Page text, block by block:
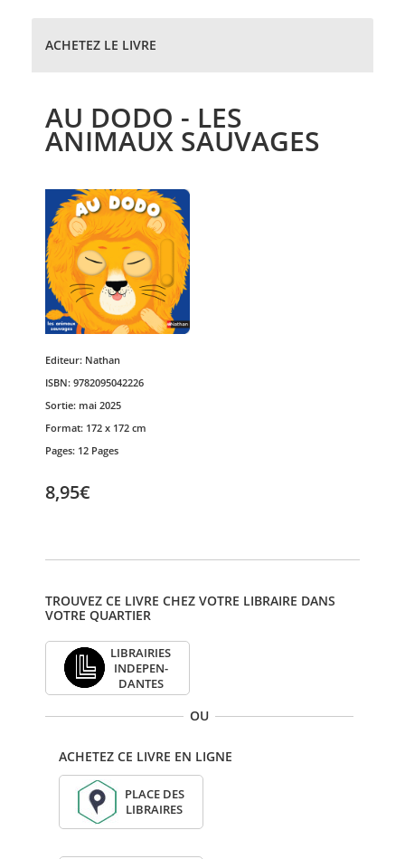
ACHETEZ LE LIVRE
AU DODO - LES
ANIMAUX SAUVAGES
Editeur: Nathan
ISBN: 9782095042226
Sortie: mai 2025
Format: 172 x 172 cm
Pages: 12 Pages
8,95€
TROUVEZ CE LIVRE CHEZ VOTRE LIBRAIRE DANS
VOTRE QUARTIER
LIBRAI­RIES
INDE­PEN­
DANTES
OU
ACHETEZ CE LIVRE EN LIGNE
PLACE DES
LIBRAIRES